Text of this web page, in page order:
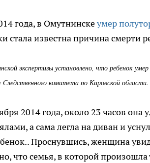
года, в Омутнинскеумер
стала известна причина смерти
экспертизы установлено, что ребенок
Следственного комитета по Кировской области.
2014 года, около 23 часов она
а сама легла на диван и
Проснувшись, женщина
что семья, в которой произошла